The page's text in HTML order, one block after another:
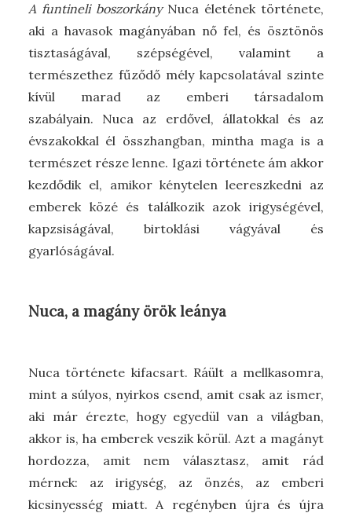
A funtineli boszorkányNuca életének története,
aki a havasok magányában nő fel, és ösztönös
tisztaságával, szépségével, valamint a
természethez fűződő mély kapcsolatával szinte
kívül marad az emberi társadalom
szabályain. Nuca az erdővel, állatokkal és az
évszakokkal él összhangban, mintha maga is a
természet része lenne. Igazi története ám akkor
kezdődik el, amikor kénytelen leereszkedni az
emberek közé és találkozik azok irigységével,
kapzsiságával, birtoklási vágyával és
gyarlóságával.
Nuca, a magány örök leánya
Nuca története kifacsart. Ráült a mellkasomra,
mint a súlyos, nyirkos csend, amit csak az ismer,
aki már érezte, hogy egyedül van a világban,
akkor is, ha emberek veszik körül. Azt a magányt
hordozza, amit nem választasz, amit rád
mérnek: az irigység, az önzés, az emberi
kicsinyesség miatt. A regényben újra és újra